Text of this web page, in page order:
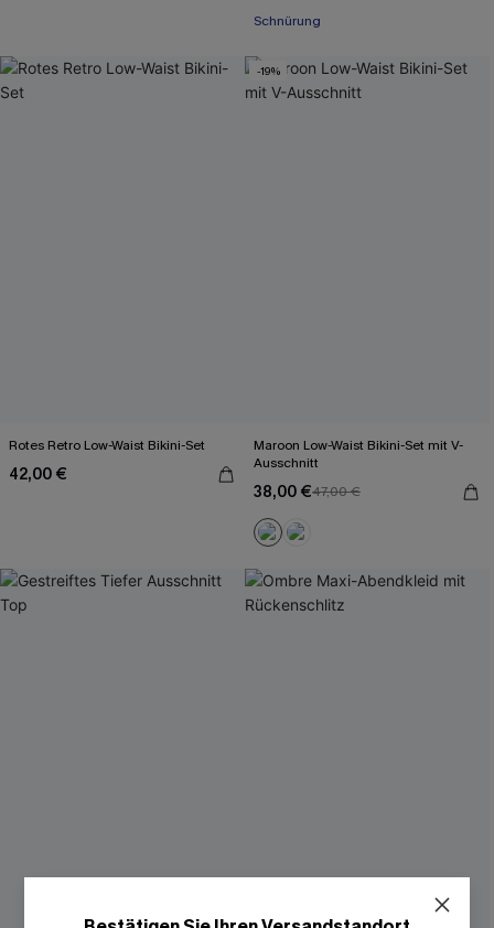
Schnürung
Rotes Retro Low-Waist Bikini-Set
42,00 €
-19%
Maroon Low-Waist Bikini-Set mit V-
Ausschnitt
38,00 €47,00 €